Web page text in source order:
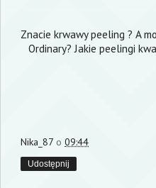
Znacie krwawy peeling ? A
Ordinary? Jakie peelingi
Nika_87 o 09:44
Udostępnij